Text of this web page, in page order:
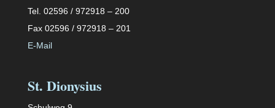
Tel. 02596 / 972918 – 200
Fax 02596 / 972918 – 201
E-Mail
St. Dionysius